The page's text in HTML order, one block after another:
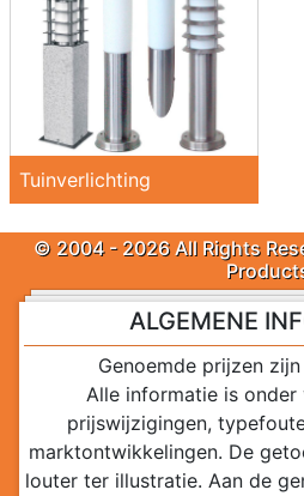
Tuinverlichting
© 2004 - 2026 All Rights
ALGEMENE
Genoemde prijzen zijn
Alle informatie is onder
prijswijzigingen,
marktontwikkelingen. De
louter ter illustratie. Aan de